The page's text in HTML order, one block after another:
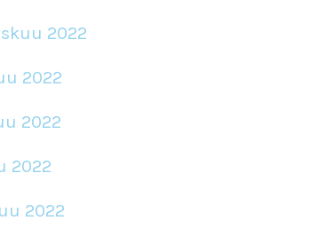
2022
2022
2022
2022
2022